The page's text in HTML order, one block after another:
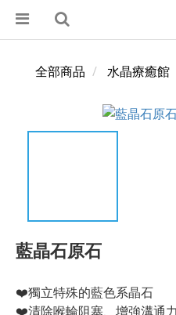
全部商品 水晶療癒館
藍晶石原石
❤️獨立特殊的藍色系晶石
❤️清除喉輪阻塞、增強溝通力